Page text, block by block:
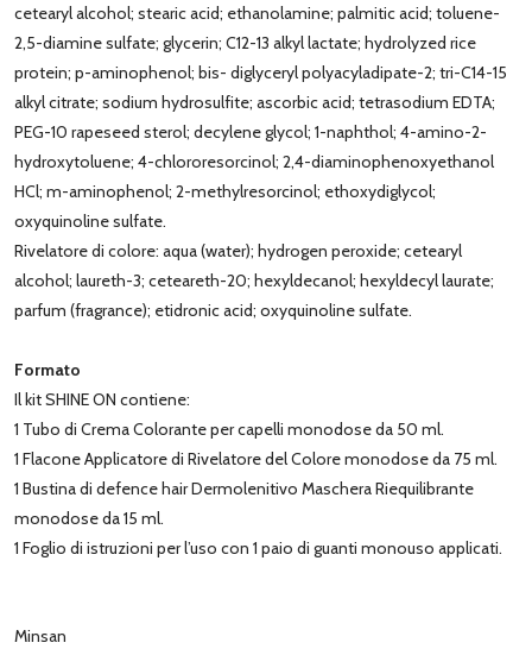
cetearyl alcohol; stearic acid; ethanolamine; palmitic acid; toluene-
2,5-diamine sulfate; glycerin; C12-13 alkyl lactate; hydrolyzed rice
protein; p-aminophenol; bis- diglyceryl polyacyladipate-2; tri-C14-15
alkyl citrate; sodium hydrosulfite; ascorbic acid; tetrasodium EDTA;
PEG-10 rapeseed sterol; decylene glycol; 1-naphthol; 4-amino-2-
hydroxytoluene; 4-chlororesorcinol; 2,4-diaminophenoxyethanol
HCl; m-aminophenol; 2-methylresorcinol; ethoxydiglycol;
oxyquinoline sulfate.
Rivelatore di colore: aqua (water); hydrogen peroxide; cetearyl
alcohol; laureth-3; ceteareth-20; hexyldecanol; hexyldecyl laurate;
parfum (fragrance); etidronic acid; oxyquinoline sulfate.
Formato
Il kit SHINE ON contiene:
1 Tubo di Crema Colorante per capelli monodose da 50 ml.
1 Flacone Applicatore di Rivelatore del Colore monodose da 75 ml.
1 Bustina di defence hair Dermolenitivo Maschera Riequilibrante
monodose da 15 ml.
1 Foglio di istruzioni per l’uso con 1 paio di guanti monouso applicati.
Minsan